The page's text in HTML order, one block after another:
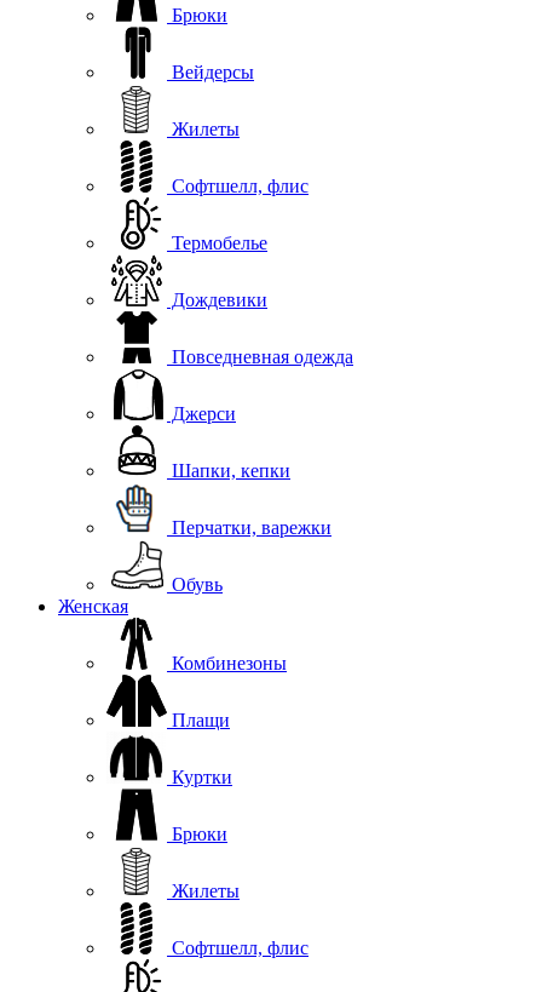
Брюки
Вейдерсы
Жилеты
Софтшелл, флис
Термобелье
Дождевики
Повседневная одежда
Джерси
Шапки, кепки
Перчатки, варежки
Обувь
Женская
Комбинезоны
Плащи
Куртки
Брюки
Жилеты
Софтшелл, флис